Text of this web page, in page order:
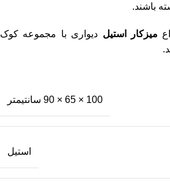
باشند.
میزکار استیل دیواری با مجموعه کوک
100 × 65 × 90 سانتیمتر
استیل